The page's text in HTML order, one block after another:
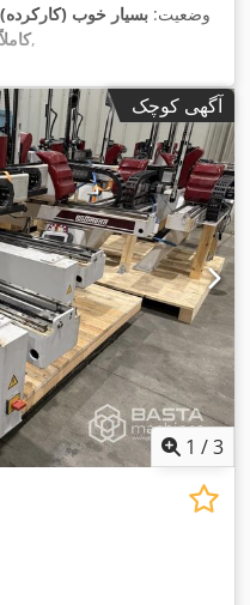
وضعیت: بسیار خوب (کارکرده)
,
آگهی کوچک
1 /3